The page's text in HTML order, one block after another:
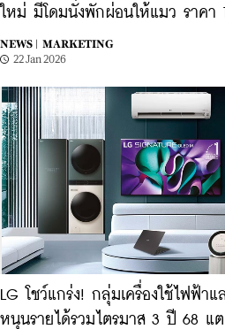
ใหม่ มีโดมนั่งพักผ่อนให้แมว ราคา
NEWS |
MARKETING
22 Jan 2026
LG โชว์แกร่ง! กลุ่มเครื่องใช้ไฟฟ้า
หนุนรายได้รวมไตรมาส 3 ปี 68 แ